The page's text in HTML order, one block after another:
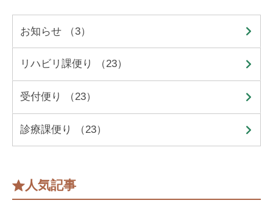
お知らせ （3）
リハビリ課便り （23）
受付便り （23）
診療課便り （23）
人気記事